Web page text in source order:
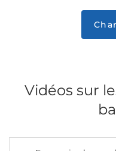
Vidéos sur